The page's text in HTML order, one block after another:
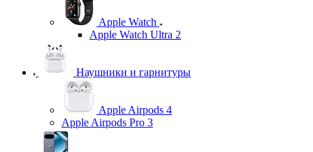
Apple Watch
Apple Watch Ultra 2
Наушники и гарнитуры
Apple Airpods 4
Apple Airpods Pro 3